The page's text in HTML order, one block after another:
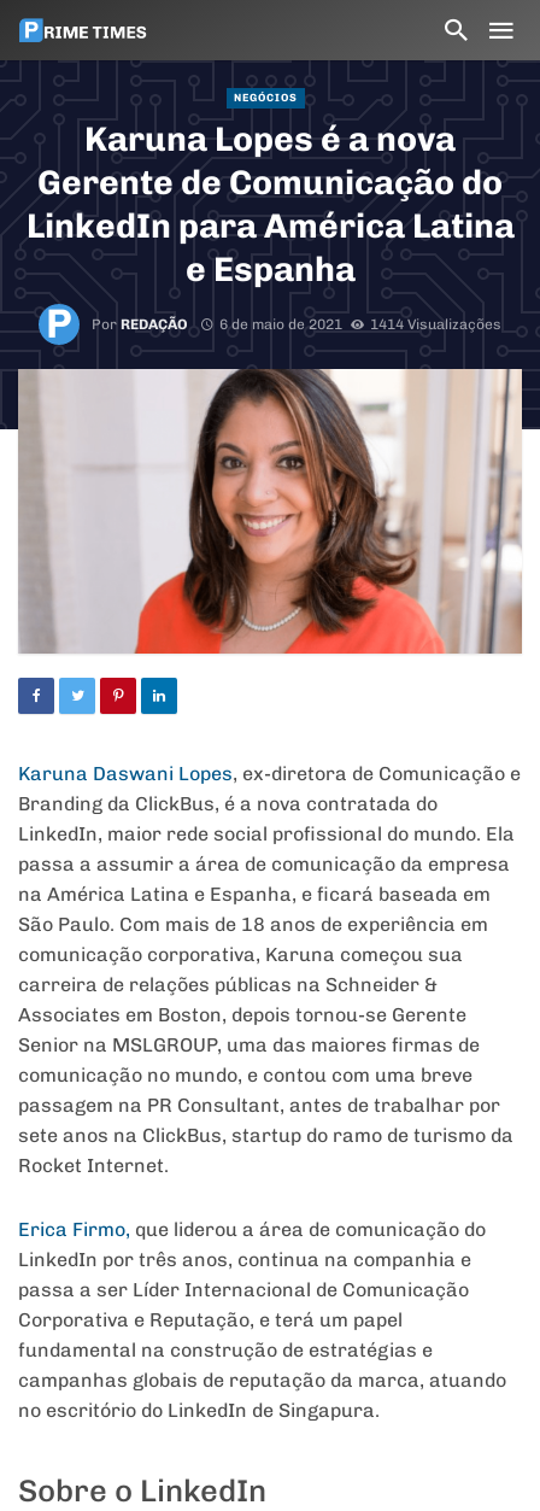
NEGÓCIOS
Karuna Lopes é a nova
Gerente de Comunicação do
LinkedIn para América Latina
e Espanha
PorREDAÇÃO 6 de maio de 2021 1414 Visualizações
Karuna Daswani Lopes, ex-diretora de Comunicação e
Branding da ClickBus, é a nova contratada do
LinkedIn, maior rede social profissional do mundo. Ela
passa a assumir a área de comunicação da empresa
na América Latina e Espanha, e ficará baseada em
São Paulo. Com mais de 18 anos de experiência em
comunicação corporativa, Karuna começou sua
carreira de relações públicas na Schneider &
Associates em Boston, depois tornou-se Gerente
Senior na MSLGROUP, uma das maiores firmas de
comunicação no mundo, e contou com uma breve
passagem na PR Consultant, antes de trabalhar por
sete anos na ClickBus, startup do ramo de turismo da
Rocket Internet.
Erica Firmo, que liderou a área de comunicação do
LinkedIn por três anos, continua na companhia e
passa a ser Líder Internacional de Comunicação
Corporativa e Reputação, e terá um papel
fundamental na construção de estratégias e
campanhas globais de reputação da marca, atuando
no escritório do LinkedIn de Singapura.
Sobre o LinkedIn